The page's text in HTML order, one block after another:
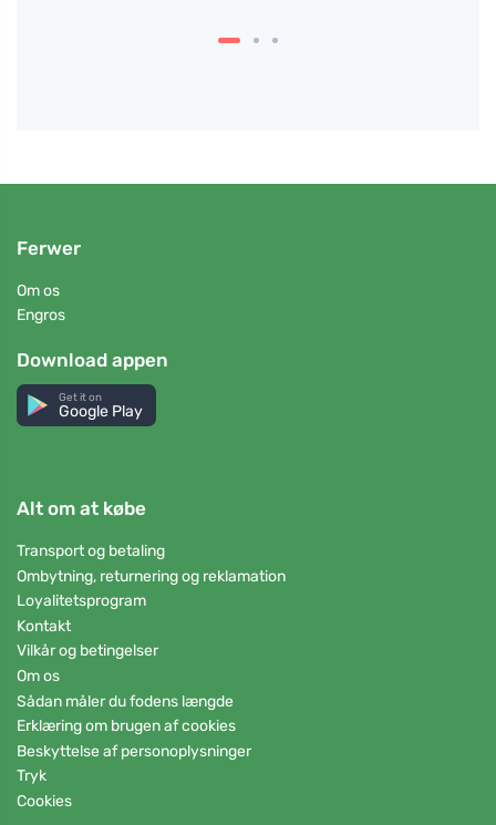
Ferwer
Om os
Engros
Download appen
Get it on
Google Play
Alt om at købe
Transport og betaling
Ombytning, returnering og reklamation
Loyalitetsprogram
Kontakt
Vilkår og betingelser
Om os
Sådan måler du fodens længde
Erklæring om brugen af cookies
Beskyttelse af personoplysninger
Tryk
Cookies